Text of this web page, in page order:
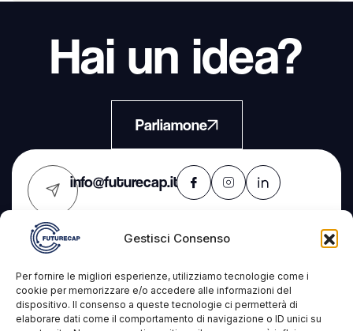
Gestisci Consenso
Per fornire le migliori esperienze, utilizziamo tecnologie come i
cookie per memorizzare e/o accedere alle informazioni del
dispositivo. Il consenso a queste tecnologie ci permetterà di
elaborare dati come il comportamento di navigazione o ID unici su
Hai un idea?
Parliamone
info@futurecap.it
Contatti
Futurecap s.r.l.s.
L'azienda
Progetti
Servizi
IT Consulting